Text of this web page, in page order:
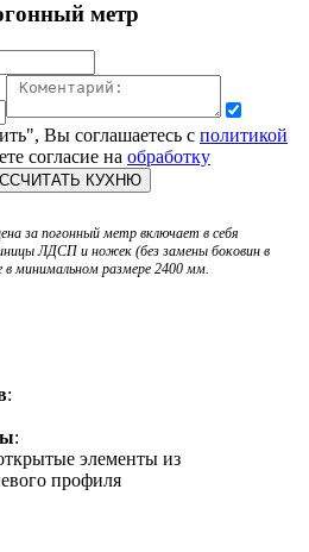
метр
Вы соглашаетесь с политикой
согласие на обработку
за погонный метр включает в себя
ЛДСП и ножек (без замены боковин в
минимальном размере 2400 мм.
:
:
элементы из
профиля